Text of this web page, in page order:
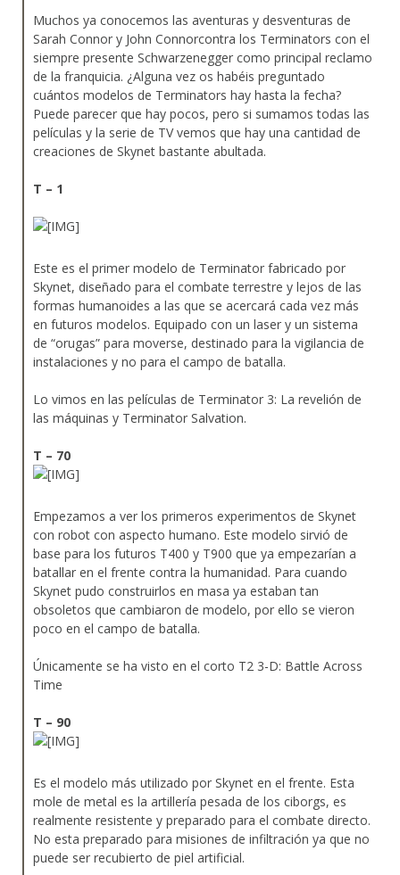
Muchos ya conocemos las aventuras y desventuras de
Sarah Connor y John Connorcontra los Terminators con el
siempre presente Schwarzenegger como principal reclamo
de la franquicia. ¿Alguna vez os habéis preguntado
cuántos modelos de Terminators hay hasta la fecha?
Puede parecer que hay pocos, pero si sumamos todas las
películas y la serie de TV vemos que hay una cantidad de
creaciones de Skynet bastante abultada.
T – 1
Este es el primer modelo de Terminator fabricado por
Skynet, diseñado para el combate terrestre y lejos de las
formas humanoides a las que se acercará cada vez más
en futuros modelos. Equipado con un laser y un sistema
de “orugas” para moverse, destinado para la vigilancia de
instalaciones y no para el campo de batalla.
Lo vimos en las películas de Terminator 3: La revelión de
las máquinas y Terminator Salvation.
T – 70
Empezamos a ver los primeros experimentos de Skynet
con robot con aspecto humano. Este modelo sirvió de
base para los futuros T400 y T900 que ya empezarían a
batallar en el frente contra la humanidad. Para cuando
Skynet pudo construirlos en masa ya estaban tan
obsoletos que cambiaron de modelo, por ello se vieron
poco en el campo de batalla.
Únicamente se ha visto en el corto T2 3-D: Battle Across
Time
T – 90
Es el modelo más utilizado por Skynet en el frente. Esta
mole de metal es la artillería pesada de los ciborgs, es
realmente resistente y preparado para el combate directo.
No esta preparado para misiones de infiltración ya que no
puede ser recubierto de piel artificial.